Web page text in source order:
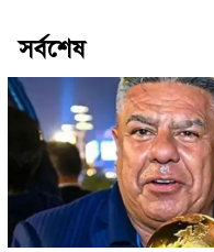
সর্বশেষ